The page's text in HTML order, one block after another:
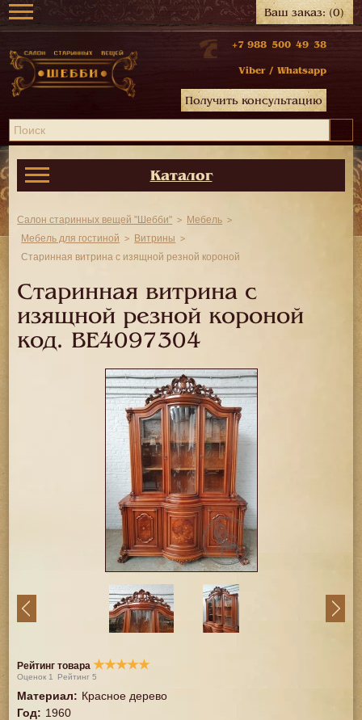
Ваш заказ:(0)
+7 988 500 49 38
Viber / Whatsapp
Получить консультацию
Каталог
Салон старинных вещей "Шебби"
Мебель
Мебель для гостиной
Витрины
Старинная витрина с изящной резной короной
Старинная витрина с
изящной резной короной
код. BE4097304
Рейтинг товара ★★★★★
Оценок 1 Рейтинг5
Материал: Красное дерево
Год: 1960